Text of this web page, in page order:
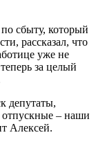
сбыту, который
рассказал, что
уже не
за целый
депутаты,
– наши
Алексей.